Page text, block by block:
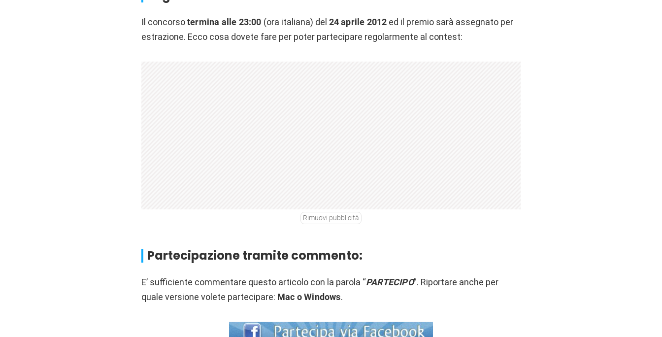
Il concorsotermina alle 23:00 (ora italiana) del 24 aprile 2012 ed il premio sarà assegnato per
estrazione. Ecco cosa dovete fare per poter partecipare regolarmente al contest:
Rimuovi pubblicità
Partecipazione tramite commento:
E’ sufficiente commentare questo articolo con la parola “PARTECIPO”. Riportare anche per
quale versione volete partecipare: Mac o Windows.